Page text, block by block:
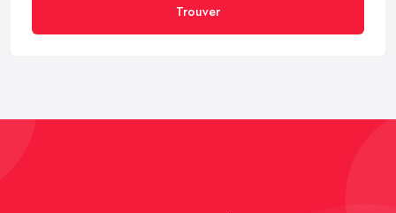
Trouver